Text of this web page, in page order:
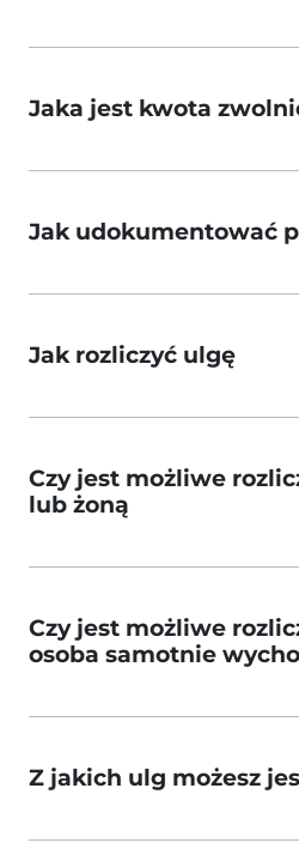
Jaka jest kwota
Jak udokumentować
Jak rozliczyć ulgę
Czy jest możliwe
lub żoną
Czy jest możliwe
osoba samotnie
Z jakich ulg możesz